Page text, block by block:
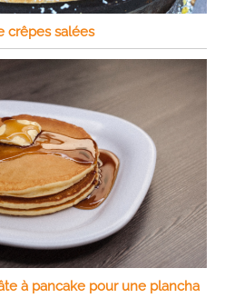
crêpes salées
à pancake pour une plancha